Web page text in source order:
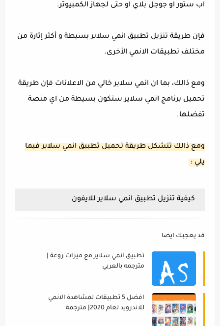
اب ستور او جوجل بلاي او حتى لجهاز الكمبيوتر.
فإن طريقة تنزيل تطبيق انمي سلاير بسيطة و أكثر إثارة من
مختلف تطبيقات الانمي الأخرى.
ومع ذالك، بما ان انمي سلاير خالي من الاعلانات فإن طريقة
تحميل برنامج انمي سلاير ستكون بسيطة من اي منصة
تفضلها.
ومع ذالك تتشكل طريقة تحميل تطبيق انمي سلاير فيما
يلي :
كيفية تنزيل تطبيق انمي سلاير للايفون
قد يعجبك ايضا
تطبيق انمي سلاير مع ميزات روعة |
مترجمه بالعربي
افضل 5 تطبيقات لمشاهدة الانمي
للاندرويد لعام 2020| مترجمة